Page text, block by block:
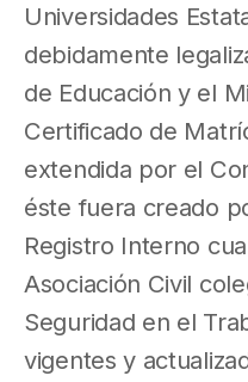
Universidades
debidamente
de Educación y el
Certificado de
extendida por el
éste fuera creado
Registro Interno
Asociación Civil
Seguridad en el
vigentes y